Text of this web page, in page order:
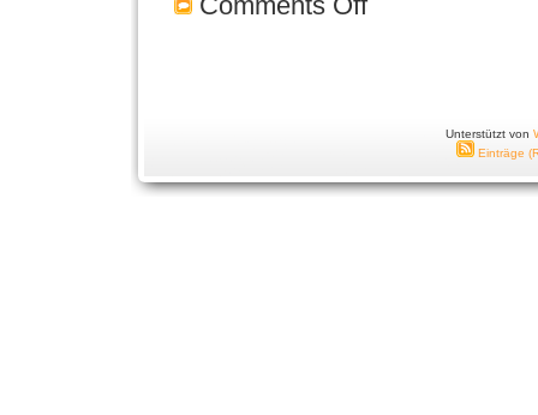
Unterstützt von
Einträge